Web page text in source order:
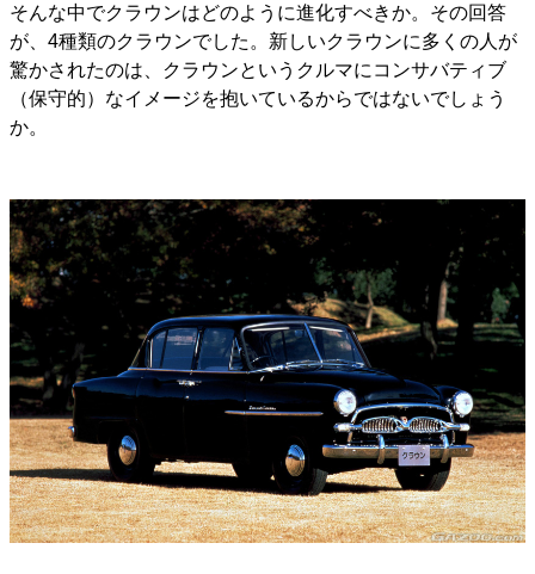
そんな中でクラウンはどのように進化すべきか。その回答
が、4種類のクラウンでした。新しいクラウンに多くの人が
驚かされたのは、クラウンというクルマにコンサバティブ
（保守的）なイメージを抱いているからではないでしょう
か。